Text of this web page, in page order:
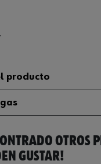
producto
OTROS
GUSTAR!